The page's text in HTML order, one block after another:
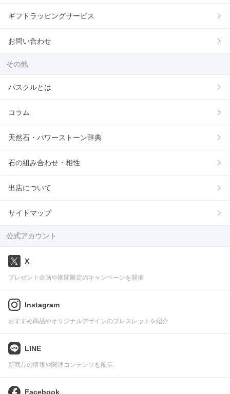
ギフトラッピングサービス
お問い合わせ
その他
パスクルとは
コラム
天然石・パワーストーン辞典
石の組み合わせ・相性
出店について
サイトマップ
公式アカウント
X
プレゼント企画や期間限定のキャンペーンを開催
Instagram
おすすめ商品やオリジナルデザインのブレスレットを紹介
LINE
新商品の情報や関連コンテンツを配信
Facebook